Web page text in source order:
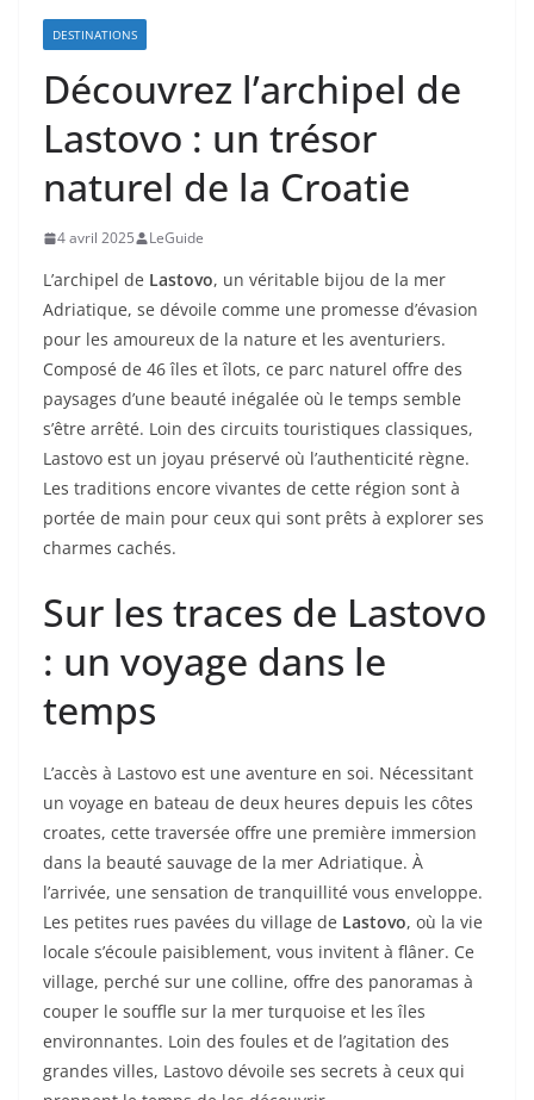
DESTINATIONS
Découvrez l’archipel de
Lastovo : un trésor
naturel de la Croatie
4 avril 2025 LeGuide
L’archipel de Lastovo, un véritable bijou de la mer
Adriatique, se dévoile comme une promesse d’évasion
pour les amoureux de la nature et les aventuriers.
Composé de 46 îles et îlots, ce parc naturel offre des
paysages d’une beauté inégalée où le temps semble
s’être arrêté. Loin des circuits touristiques classiques,
Lastovo est un joyau préservé où l’authenticité règne.
Les traditions encore vivantes de cette région sont à
portée de main pour ceux qui sont prêts à explorer ses
charmes cachés.
Sur les traces de Lastovo
: un voyage dans le
temps
L’accès à Lastovo est une aventure en soi. Nécessitant
un voyage en bateau de deux heures depuis les côtes
croates, cette traversée offre une première immersion
dans la beauté sauvage de la mer Adriatique. À
l’arrivée, une sensation de tranquillité vous enveloppe.
Les petites rues pavées du village de Lastovo, où la vie
locale s’écoule paisiblement, vous invitent à flâner. Ce
village, perché sur une colline, offre des panoramas à
couper le souffle sur la mer turquoise et les îles
environnantes. Loin des foules et de l’agitation des
grandes villes, Lastovo dévoile ses secrets à ceux qui